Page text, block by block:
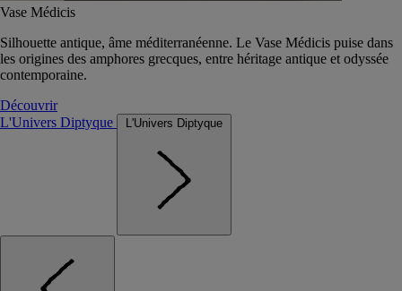
Vase Médicis
Silhouette antique, âme méditerranéenne. Le Vase Médicis puise dans
les origines des amphores grecques, entre héritage antique et odyssée
contemporaine.
Découvrir
L'Univers Diptyque
L'Univers Diptyque